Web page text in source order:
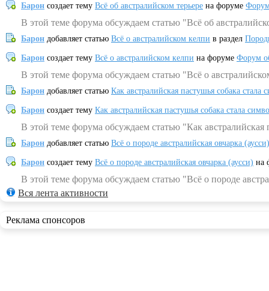
Барон создает тему Всё об австралийском терьере на форуме
В этой теме форума обсуждаем статью "Всё об
Барон добавляет статью Всё о австралийском келпи в раздел
Барон создает тему Всё о австралийском келпи на форуме Форум
В этой теме форума обсуждаем статью "Всё о
Барон добавляет статью Как австралийская пастушья собака
Барон создает тему Как австралийская пастушья собака стала
В этой теме форума обсуждаем статью "Как
Барон добавляет статью Всё о породе австралийская овчарка (аусси)
Барон создает тему Всё о породе австралийская овчарка (аусси) на
В этой теме форума обсуждаем статью "Всё о породе
Вся лента активности
Реклама спонсоров